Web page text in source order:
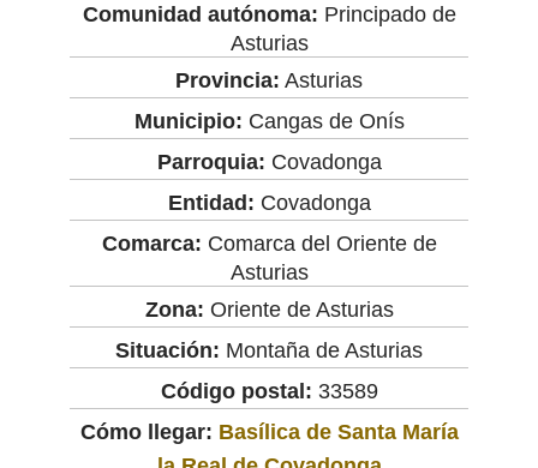
Comunidad autónoma: Principado de
Asturias
Provincia: Asturias
Municipio: Cangas de Onís
Parroquia: Covadonga
Entidad: Covadonga
Comarca: Comarca del Oriente de
Asturias
Zona: Oriente de Asturias
Situación: Montaña de Asturias
Código postal: 33589
Cómo llegar: Basílica de Santa María